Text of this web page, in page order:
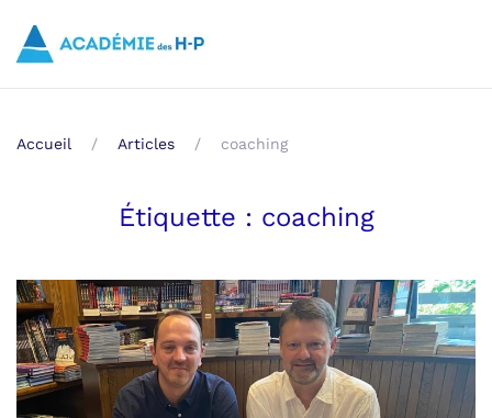
Skip to main content
Accueil Articles coaching
Étiquette : coaching